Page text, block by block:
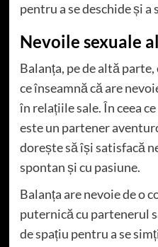
pentru a se deschide și a
Nevoile sexuale
Balanța, pe de altă parte,
ce înseamnă că are
în relațiile sale. În ceea
este un partener
dorește să își satisfacă
spontan și cu pasiune.
Balanța are nevoie de o
puternică cu partenerul
de spațiu pentru a se